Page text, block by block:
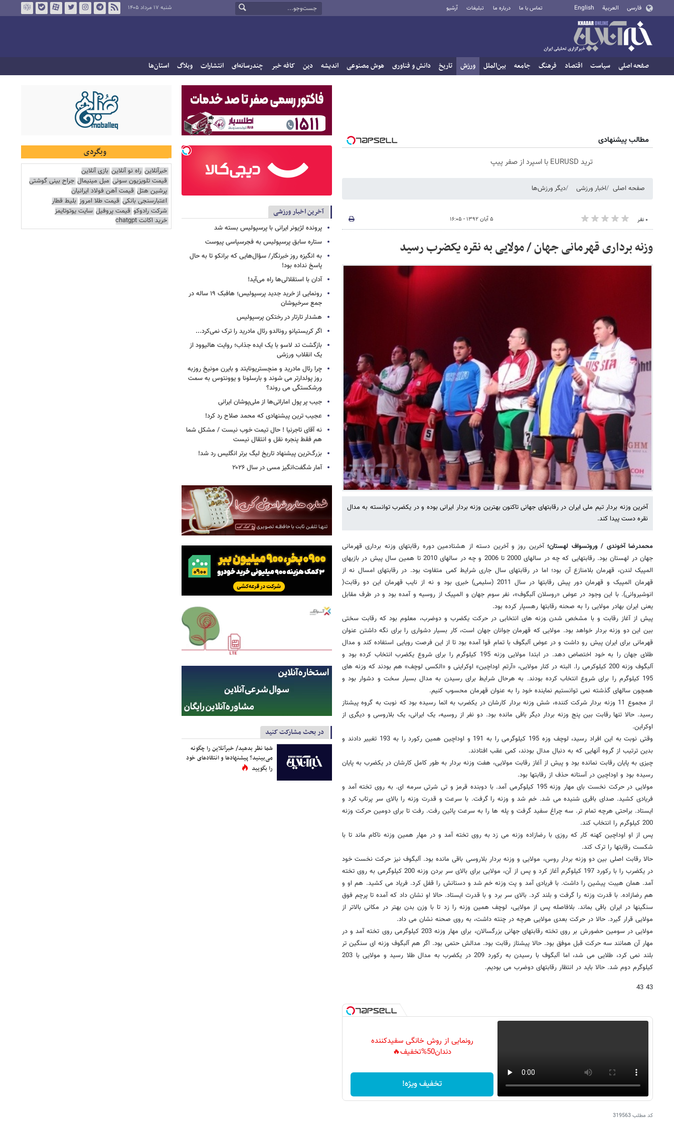
فارسی العربية English تماس با ما درباره ما تبلیغات آرشیو شنبه ۱۷ مرداد ۱۴۰۵
صفحه اصلی سیاست اقتصاد فرهنگ جامعه بین‌الملل ورزش تاریخ دانش و فناوری هوش مصنوعی اندیشه دین کافه خبر چندرسانه‌ای انتشارات وبلاگ استان‌ها
مطالب پیشنهادی
ترید EURUSD با اسپرد از صفر پیپ
صفحه اصلی اخبار ورزشی دیگر ورزش‌ها
۰ نفر ۵ آبان ۱۳۹۲ - ۱۶:۰۵
وزنه برداری قهرمانی جهان / مولایی به نقره یکضرب رسید
آخرین وزنه بردار تیم ملی ایران در رقابتهای جهانی تاکنون بهترین وزنه بردار ایرانی بوده و در یکضرب توانسته به مدال
نقره دست پیدا کند.
محمدرضا آخوندی / وروتسواف لهستان؛ آخرین روز و آخرین دسته از هشتادمین دوره رقابتهای وزنه برداری قهرمانی
جهان در لهستان بود. رقابتهایی که چه در سالهای 2000 تا 2006 و چه در سالهای 2010 تا همین سال پیش در بازیهای
المپیک لندن، قهرمان بلامنازع آن بود؛ اما در رقابتهای سال جاری شرایط کمی متفاوت بود. در رقابتهای امسال نه از
قهرمان المپیک و قهرمان دور پیش رقابتها در سال 2011 (سلیمی) خبری بود و نه از نایب قهرمان این دو رقابت(
انوشیروانی). با این وجود در عوض «روسلان آلبگوف»، نفر سوم جهان و المپیک از روسیه و آمده بود و در طرف مقابل
یعنی ایران بهادر مولایی را به صحنه رقابتها رهسپار کرده بود.
پیش از آغاز رقابت و با مشخص شدن وزنه های انتخابی در حرکت یکضرب و دوضرب، معلوم بود که رقابت سختی
بین این دو وزنه بردار خواهد بود. مولایی که قهرمان جوانان جهان است، کار بسیار دشواری را برای نگه داشتن عنوان
قهرمانی برای ایران پیش رو داشت و در عوض آلبگوف با تمام قوا آمده بود تا از این فرصت رویایی استفاده کند و مدال
طلای جهان را به خود اختصاص دهد. در ابتدا مولایی وزنه 195 کیلوگرم را برای شروع یکضرب انتخاب کرده بود و
آلبگوف وزنه 200 کیلوکرمی را. البته در کنار مولایی، «آرتم اوداچین» اوکراینی و «الکسی لوچف» هم بودند که وزنه های
195 کیلوگرم را برای شروع انتخاب کرده بودند. به هرحال شرایط برای رسیدن به مدال بسیار سخت و دشوار بود و
همچون سالهای گذشته نمی توانستیم نماینده خود را به عنوان قهرمان محسوب کنیم.
از مجموع 11 وزنه بردار شرکت کننده، شش وزنه بردار کارشان در یکضرب به اتما رسیده بود که نوبت به گروه پیشتاز
رسید. حالا تنها رقابت بین پنج وزنه بردار دیگر باقی مانده بود. دو نفر از روسیه، یک ایرانی، یک بلاروسی و دیگری از
اوکراین.
وقتی نوبت به این افراد رسید، لوچف وزه 195 کیلوگرمی را به 191 و اوداچین همین رکورد را به 193 تغییر دادند و
بدین ترتیب از گروه آنهایی که به دنبال مدال بودند، کمی عقب افتادند.
چیزی به پایان رقابت نمانده بود و پیش از آغاز رقابت مولایی، هفت وزنه بردار به طور کامل کارشان در یکضرب به پایان
رسیده بود و اوداچین در آستانه حذف از رقابتها بود.
مولایی در حرکت نخست بای مهار وزنه 195 کیلوگرمی آمد. با دوبنده قرمز و تی شرتی سرمه ای. به روی تخته آمد و
فریادی کشید. صدای باقری شنیده می شد. خم شد و وزنه را گرفت. با سرعت و قدرت وزنه را بالای سر پرتاب کرد و
ایستاد. براحتی هرچه تمام تر. سه چراغ سفید گرفت و پله ها را به سرعت پائین رفت. رفت تا برای دومین حرکت وزنه
200 کیلوگرم را انتخاب کند.
پس از او اوداچین کهنه کار که روزی با رضازاده وزنه می زد به روی تخته آمد و در مهار همین وزنه ناکام ماند تا با
شکست رقابتها را ترک کند.
حالا رقابت اصلی بین دو وزنه بردار روس، مولایی و وزنه بردار بلاروسی باقی مانده بود. آلبگوف نیز حرکت نخست خود
در یکضرب را با رکورد 197 کیلوگرم آغاز کرد و پس از آن، مولایی برای بالای سر بردن وزنه 200 کیلوگرمی به روی تخته
آمد. همان هیبت پیشین را داشت. با فریادی آمد و پت وزنه خم شد و دستانش را قفل کرد. فریاد می کشید. هم او و
هم رضازاده. با قدرت وزنه را گرفت و بلند کرد. بالای سر برد و با قدرت ایستاد. حالا او نشان داد که آمده تا پرچم فوق
سنگینها در ایران باقی بماند. بلافاصله پس از مولایی، لوچف همین وزنه را زد تا با وزن بدن بهتر در مکانی بالاتر از
مولایی قرار گیرد. حالا در حرکت بعدی مولایی هرچه در چنته داشت، به روی صحنه نشان می داد.
مولایی در سومین حضورش بر روی تخته رقابتهای جهانی بزرگسالان، برای مهار وزنه 203 کیلوگرمی روی تخته آمد و در
مهار آن همانند سه حرکت قبل موفق بود. حالا پیشتاز رقابت بود. مدالش حتمی بود. اگر هم آلبگوف وزنه ای سنگین تر
بلند نمی کرد، طلایی می شد، اما آلبگوف با رسیدن به رکورد 209 در یکضرب به مدال طلا رسید و مولایی با 203
کیلوگرم دوم شد. حالا باید در انتظار رقابتهای دوضرب می بودیم.
43 43
رونمایی از روش خانگی سفیدکننده
دندان50%تخفیف🔥
تخفیف ویژه!
کد مطلب319563
آخرین اخبار ورزشی
پرونده لژیونر ایرانی با پرسپولیس بسته شد
ستاره سابق پرسپولیس به فجرسپاسی پیوست
به انگیزه روز خبرنگار/ سؤال‌هایی که برانکو تا به حال
پاسخ نداده بود!
آدان با استقلالی‌ها راه می‌آید!
رونمایی از خرید جدید پرسپولیس؛ هافبک ۱۹ ساله در
جمع سرخپوشان
هشدار تارتار در رختکن پرسپولیس
اگر کریستیانو رونالدو رئال مادرید را ترک نمی‌کرد...
بازگشت تد لاسو با یک ایده جذاب؛ روایت هالیوود از
یک انقلاب ورزشی
چرا رئال مادرید و منچستریونایتد و بایرن مونیخ روزبه
روز پولدارتر می شوند و بارسلونا و یوونتوس به سمت
ورشکستگی می روند؟
جیب پر پول اماراتی‌ها از ملی‌پوشان ایرانی
عجیب ترین پیشنهادی که محمد صلاح رد کرد!
نه آقای تاجرنیا ! حال تیمت خوب نیست / مشکل شما
هم فقط پنجره نقل و انتقال نیست
بزرگ‌ترین پیشنهاد تاریخ لیگ برتر انگلیس رد شد!
آمار شگفت‌انگیز مسی در سال ۲۰۲۶
در بحث مشارکت کنید
شما نظر بدهید/ خبرآنلاین را چگونه
می‌بینید؟ پیشنهادها و انتقادهای خود
را بگویید
وبگردی
خبرآنلاین راه نو آنلاین بازی آنلاین
قیمت تلویزیون سونی مبل مینیمال جراح بینی گوشتی
پرشین هتل قیمت آهن فولاد ایرانیان
اعتبارسنجی بانکی قیمت طلا امروز بلیط قطار
شرکت رادوکو قیمت پروفیل سایت یوتوتایمز
خرید اکانت chatgpt